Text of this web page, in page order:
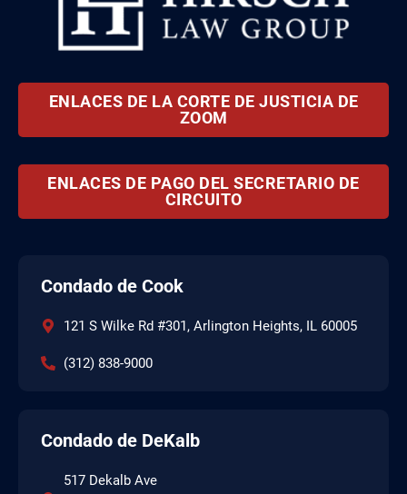
ENLACES DE LA CORTE DE JUSTICIA DE
ZOOM
ENLACES DE PAGO DEL SECRETARIO DE
CIRCUITO
Condado de Cook
121 S Wilke Rd #301, Arlington Heights, IL 60005
(312) 838-9000
Condado de DeKalb
517 Dekalb Ave